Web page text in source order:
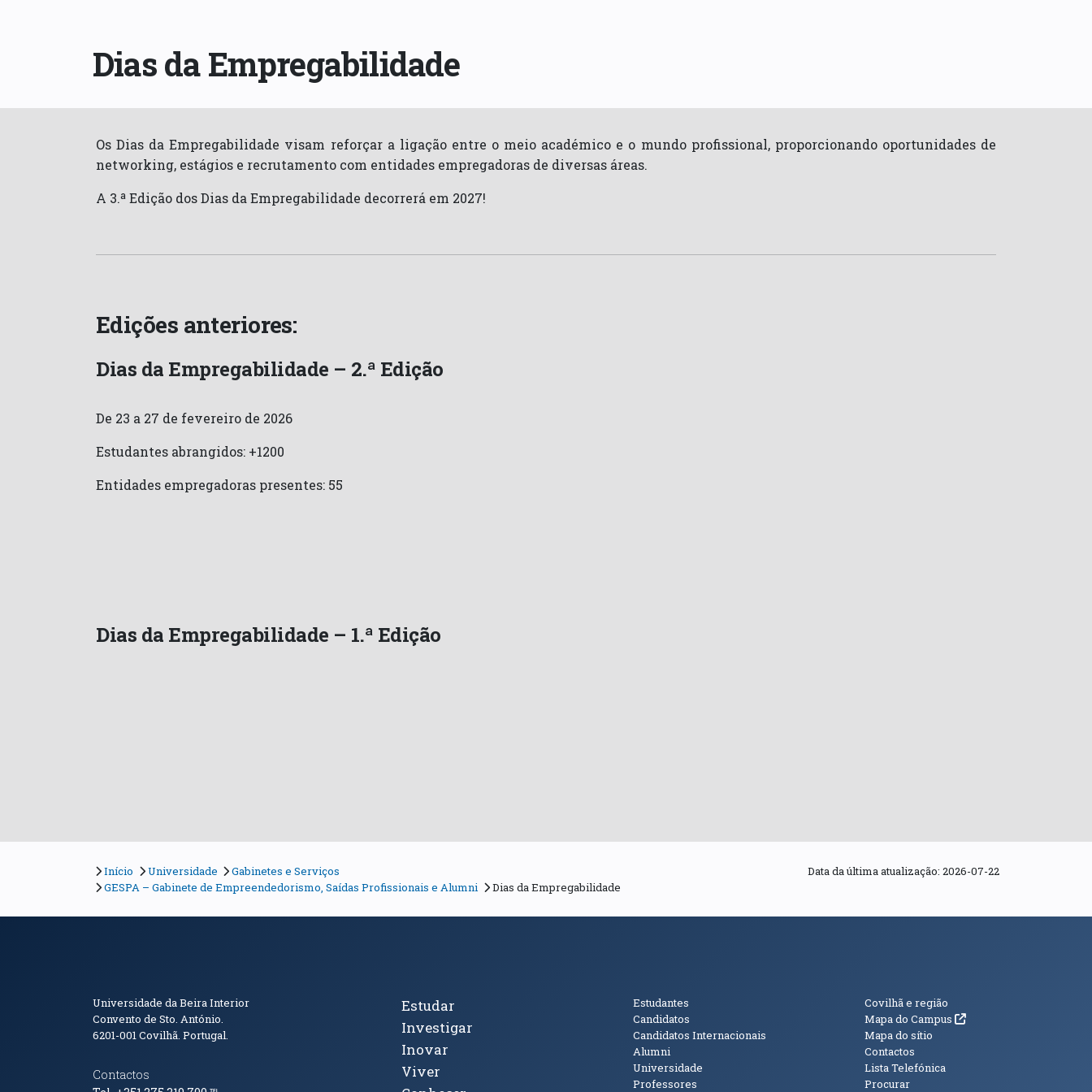
Dias da Empregabilidade
Os Dias da Empregabilidade visam reforçar a ligação entre o meio académico e o mundo profissional, proporcionando oportunidades de
networking, estágios e recrutamento com entidades empregadoras de diversas áreas.
A 3.ª Edição dos Dias da Empregabilidade decorrerá em 2027!
Edições anteriores:
Dias da Empregabilidade – 2.ª Edição
De 23 a 27 de fevereiro de 2026
Estudantes abrangidos: +1200
Entidades empregadoras presentes: 55
Dias da Empregabilidade – 1.ª Edição
Início Universidade
Gabinetes e Serviços
GESPA – Gabinete de Empreendedorismo, Saídas Profissionais e Alumni
Dias da Empregabilidade
Data da última atualização: 2026-07-22
Informações de Contacto
Universidade da Beira Interior
Convento de Sto. António.
6201-001Covilhã. Portugal.
Contactos
Tópicos Principais
Estudar
Investigar
Inovar
Viver
Públicos
Estudantes
Candidatos
Candidatos Internacionais
Alumni
Universidade
Professores
Informações
Covilhã e região
Mapa do Campus (abre em nova janela)
Mapa do sítio
Contactos
Lista Telefónica
Procurar